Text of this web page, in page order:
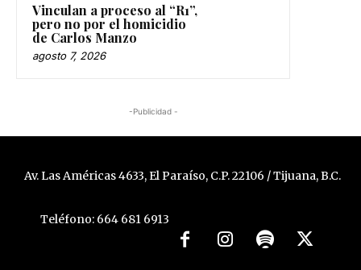
Vinculan a proceso al “R1”,
pero no por el homicidio
de Carlos Manzo
agosto 7, 2026
-Publicidad -
Av. Las Américas 4633, El Paraíso, C.P. 22106 / Tijuana, B.C.
Teléfono: 664 681 6913